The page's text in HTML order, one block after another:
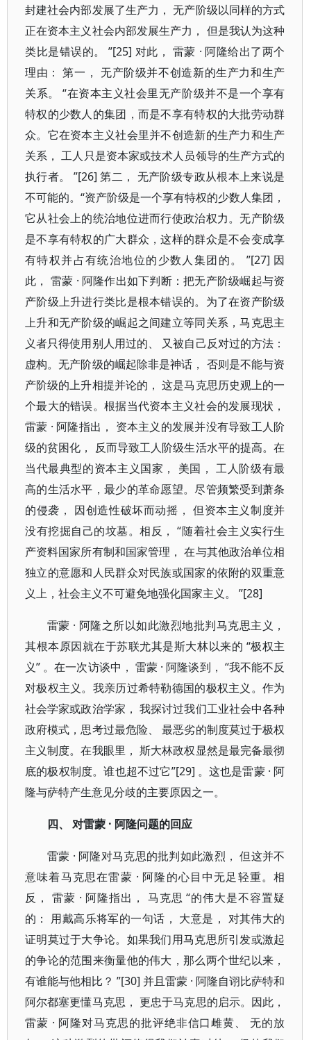
封建社会内部发展了生产力， 无产阶级以同样的方式
正在资本主义社会内部发展生产力， 但是我认为这种
类比是错误的。 ”[25] 对此， 雷蒙 · 阿隆给出了两个
理由： 第一， 无产阶级并不创造新的生产力和生产
关系。 “在资本主义社会里无产阶级并不是一个享有
特权的少数人的集团，而是不享有特权的大批劳动群
众。它在资本主义社会里并不创造新的生产力和生产
关系， 工人只是资本家或技术人员领导的生产方式的
执行者。 ”[26] 第二， 无产阶级专政从根本上来说是
不可能的。“资产阶级是一个享有特权的少数人集团，
它从社会上的统治地位进而行使政治权力。无产阶级
是不享有特权的广大群众，这样的群众是不会变成享
有特权并占有统治地位的少数人集团的。 ”[27] 因
此， 雷蒙 · 阿隆作出如下判断：把无产阶级崛起与资
产阶级上升进行类比是根本错误的。为了在资产阶级
上升和无产阶级的崛起之间建立等同关系，马克思主
义者只得使用别人用过的、 又被自己反对过的方法：
虚构。无产阶级的崛起除非是神话， 否则是不能与资
产阶级的上升相提并论的， 这是马克思历史观上的一
个最大的错误。根据当代资本主义社会的发展现状，
雷蒙 · 阿隆指出， 资本主义的发展并没有导致工人阶
级的贫困化， 反而导致工人阶级生活水平的提高。在
当代最典型的资本主义国家， 美国， 工人阶级有最
高的生活水平，最少的革命愿望。尽管频繁受到萧条
的侵袭， 因创造性破坏而动摇， 但资本主义制度并
没有挖掘自己的坟墓。相反， “随着社会主义实行生
产资料国家所有制和国家管理， 在与其他政治单位相
独立的意愿和人民群众对民族或国家的依附的双重意
义上，社会主义不可避免地强化国家主义。 ”[28]
雷蒙 · 阿隆之所以如此激烈地批判马克思主义，
其根本原因就在于苏联尤其是斯大林以来的 “极权主
义” 。在一次访谈中， 雷蒙 · 阿隆谈到， “我不能不反
对极权主义。我亲历过希特勒德国的极权主义。作为
社会学家或政治学家， 我探讨过我们工业社会中各种
政府模式，思考过最危险、 最恶劣的制度莫过于极权
主义制度。在我眼里， 斯大林政权显然是最完备最彻
底的极权制度。谁也超不过它”[29] 。这也是雷蒙 · 阿
隆与萨特产生意见分歧的主要原因之一。
四、 对雷蒙 · 阿隆问题的回应
雷蒙 · 阿隆对马克思的批判如此激烈， 但这并不
意味着马克思在雷蒙 · 阿隆的心目中无足轻重。相
反， 雷蒙 · 阿隆指出， 马克思 “的伟大是不容置疑
的： 用戴高乐将军的一句话， 大意是， 对其伟大的
证明莫过于大争论。如果我们用马克思所引发或激起
的争论的范围来衡量他的伟大，那么两个世纪以来，
有谁能与他相比？ ”[30] 并且雷蒙 · 阿隆自诩比萨特和
阿尔都塞更懂马克思， 更忠于马克思的启示。因此，
雷蒙 · 阿隆对马克思的批评绝非信口雌黄、 无的放